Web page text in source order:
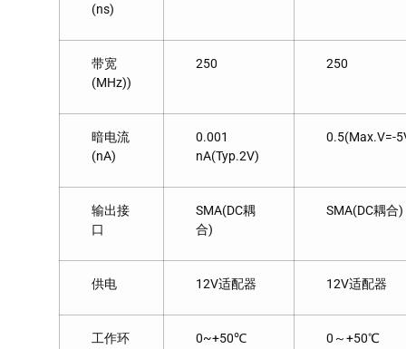
(ns)
带宽
(MHz))
250 250
暗电流
(nA)
0.001
nA(Typ.2V)
0.5(Max.V=-
输出接
口
SMA(DC耦
合)
SMA(DC耦合)
供电 12V适配器 12V适配器
工作环
0~+50℃ 0～+50℃